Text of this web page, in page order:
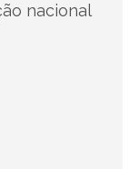
nacional